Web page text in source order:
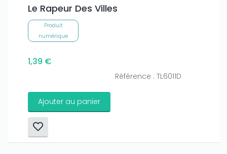
Le Rapeur Des Villes
Produit
numérique
1,39 €
Référence : TL6011D
Ajouter au panier